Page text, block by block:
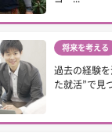
将来を考える
過去の経験
た就活”で見